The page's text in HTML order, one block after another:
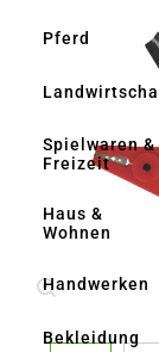
Pferd
Spielwaren &
Freizeit
Haus &
Wohnen
Handwerken
Bekleidung
Bildergalerie